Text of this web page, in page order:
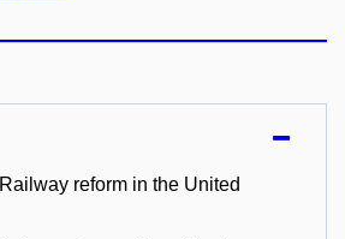
Railway reform in the United